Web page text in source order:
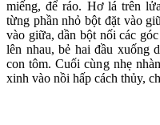
miếng, để ráo. Hơ lá trên
từng phần nhỏ bột đặt vào
vào giữa, dần bột nối các
lên nhau, bẻ hai đầu xuống
con tôm. Cuối cùng nhẹ
xinh vào nồi hấp cách thủy,